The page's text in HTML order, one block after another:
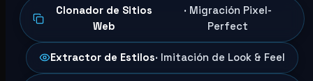
Clonador de Sitios
Web
· Migración Pixel-
Perfect
Extractor de Estilos· Imitación de Look & Feel